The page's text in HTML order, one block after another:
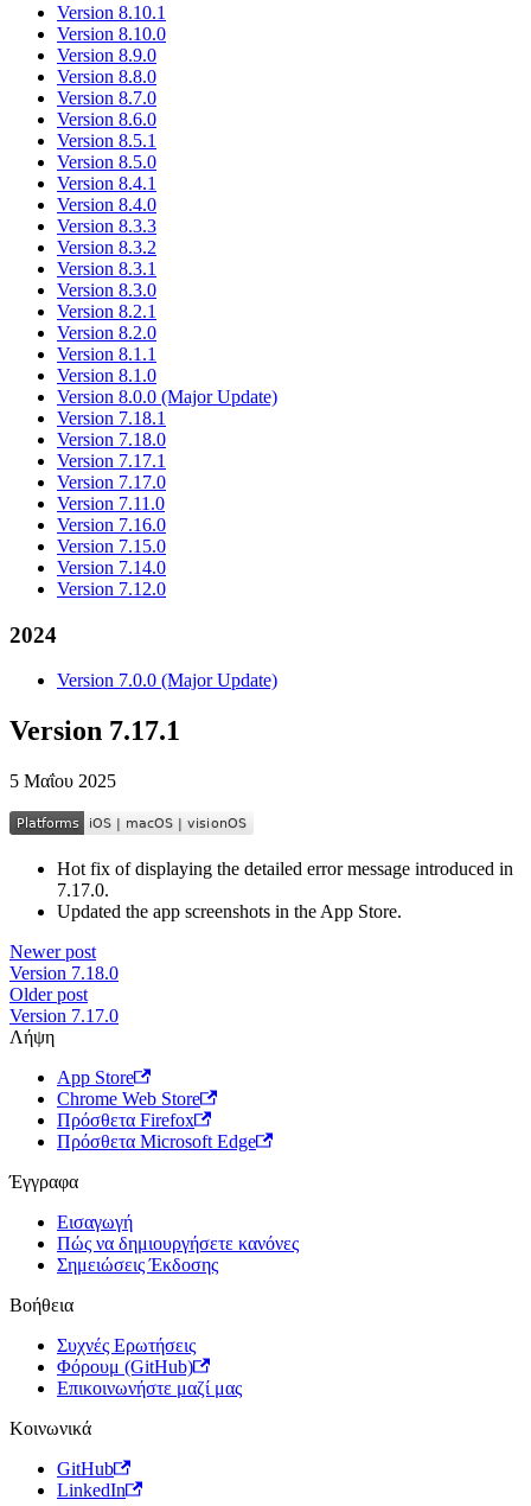
Version 8.10.1
Version 8.10.0
Version 8.9.0
Version 8.8.0
Version 8.7.0
Version 8.6.0
Version 8.5.1
Version 8.5.0
Version 8.4.1
Version 8.4.0
Version 8.3.3
Version 8.3.2
Version 8.3.1
Version 8.3.0
Version 8.2.1
Version 8.2.0
Version 8.1.1
Version 8.1.0
Version 8.0.0 (Major Update)
Version 7.18.1
Version 7.18.0
Version 7.17.1
Version 7.17.0
Version 7.11.0
Version 7.16.0
Version 7.15.0
Version 7.14.0
Version 7.12.0
2024
Version 7.0.0 (Major Update)
Version 7.17.1
5 Μαΐου 2025
Hot fix of displaying the detailed error message introduced in
7.17.0.
Updated the app screenshots in the App Store.
Newer post
Version 7.18.0
Older post
Version 7.17.0
Λήψη
App Store
Chrome Web Store
Πρόσθετα Firefox
Πρόσθετα Microsoft Edge
Έγγραφα
Εισαγωγή
Πώς να δημιουργήσετε κανόνες
Σημειώσεις Έκδοσης
Βοήθεια
Συχνές Ερωτήσεις
Φόρουμ (GitHub)
Επικοινωνήστε μαζί μας
Κοινωνικά
GitHub
LinkedIn